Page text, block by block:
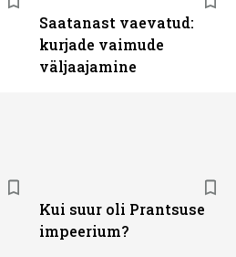
Saatanast vaevatud:
kurjade vaimude
väljaajamine
Kui suur oli Prantsuse
impeerium?